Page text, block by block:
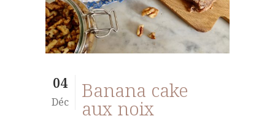
04
Déc Banana cake
aux noix